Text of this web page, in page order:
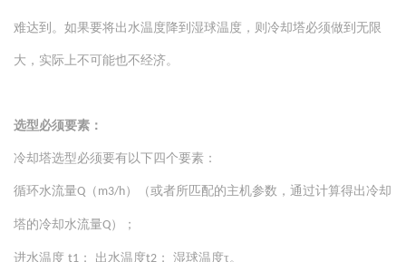
难达到。如果要将出水温度降到湿球温度，则冷却塔必须做到无限
大，实际上不可能也不经济。
选型必须要素：
冷却塔选型必须要有以下四个要素：
循环水流量Q （ m3/h）（或者所匹配的主机参数，通过计算得出冷却
塔的冷却水流量Q）；
进水温度 t1 ； 出水温度t2 ； 湿球温度τ。